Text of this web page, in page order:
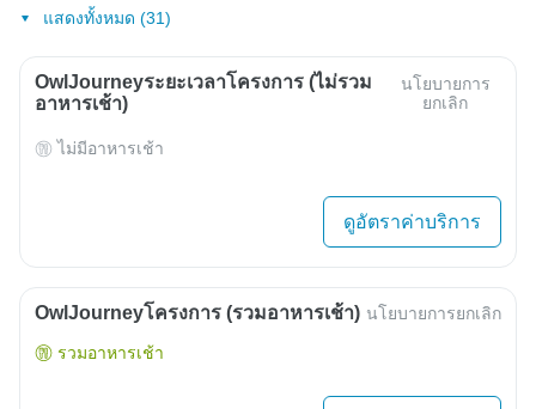
แสดงทั้งหมด (31)
OwlJourneyระยะเวลาโครงการ (ไม่รวม
อาหารเช้า)
นโยบายการ
ยกเลิก
ไม่มีอาหารเช้า
ดูอัตราค่าบริการ
OwlJourneyโครงการ (รวมอาหารเช้า) นโยบายการยกเลิก
รวมอาหารเช้า